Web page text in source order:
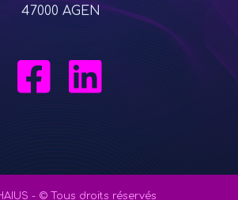
47000 AGEN
- © Tous droits réservés